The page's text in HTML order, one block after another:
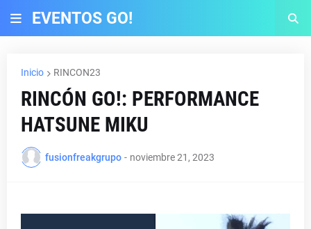
EVENTOS GO!
Inicio RINCON23
RINCÓN GO!: PERFORMANCE
HATSUNE MIKU
fusionfreakgrupo - noviembre 21, 2023